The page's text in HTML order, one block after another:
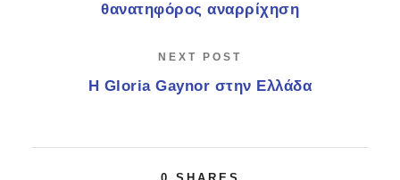
θανατηφόρος αναρρίχηση
NEXT POST
Η Gloria Gaynor στην Ελλάδα